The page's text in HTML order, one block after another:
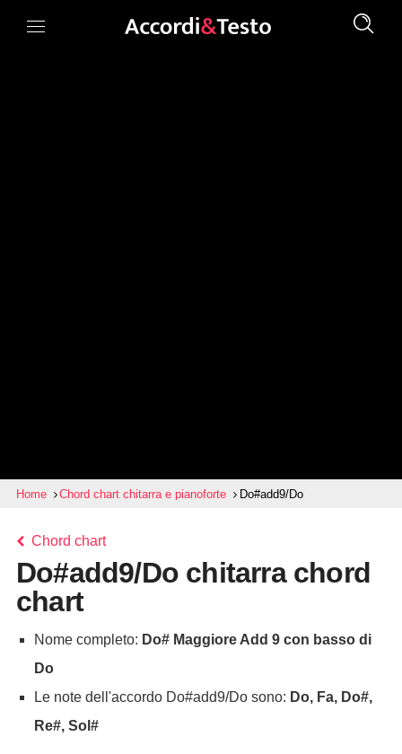
Home Chord chart chitarra e pianoforte Do#add9/Do
Chord chart
Do#add9/Do chitarra chord
chart
Nome completo: Do# Maggiore Add 9 con basso di
Do
Le note dell'accordo Do#add9/Do sono: Do, Fa, Do#,
Re#, Sol#